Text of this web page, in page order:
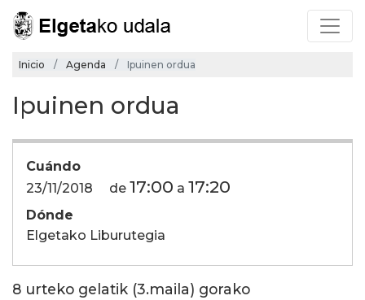
Inicio Agenda Ipuinen ordua
Ipuinen ordua
Cuándo
23/11/2018
de 17:00 a 17:20
Dónde
Elgetako Liburutegia
8 urteko gelatik (3.maila) gorako